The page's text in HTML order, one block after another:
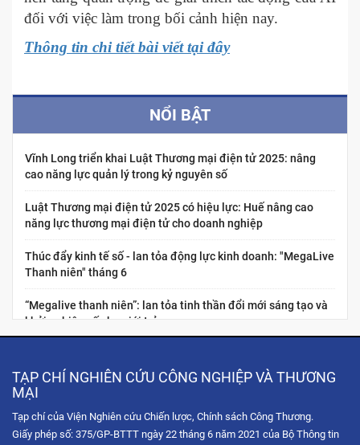
đối với việc làm trong bối cảnh hiện nay.
Thông tin chi tiết bài viết tại đây
NỔI BẬT
Vĩnh Long triển khai Luật Thương mại điện tử 2025: nâng
cao năng lực quản lý trong kỷ nguyên số
Luật Thương mại điện tử 2025 có hiệu lực: Huế nâng cao
năng lực thương mại điện tử cho doanh nghiệp
Thúc đẩy kinh tế số - lan tỏa động lực kinh doanh: "MegaLive
Thanh niên" tháng 6
“Megalive thanh niên”: lan tỏa tinh thần đổi mới sáng tạo và
khởi nghiệp số cho giới trẻ
“Chuẩn hóa năng lực nghề nghiệp cho nhà sáng tạo nội dung
thương...
Hội chợ Hùng Vương 2026: Trải nghiệm không gian mua sắm
số qua chuỗi Livestream tương tác
TẠP CHÍ NGHIÊN CỨU CÔNG NGHIỆP VÀ THƯƠNG
MẠI
Tạp chí của Viện Nghiên cứu Chiến lược, Chính sách Công Thương.
Giấy phép số: 375/GP-BTTT ngày 22 tháng 6 năm 2021 của Bộ Thông tin